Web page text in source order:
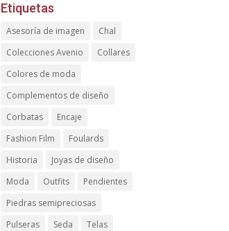
Etiquetas
Asesoría de imagen
Chal
Colecciones Avenio
Collares
Colores de moda
Complementos de diseño
Corbatas
Encaje
Fashion Film
Foulards
Historia
Joyas de diseño
Moda
Outfits
Pendientes
Piedras semipreciosas
Pulseras
Seda
Telas